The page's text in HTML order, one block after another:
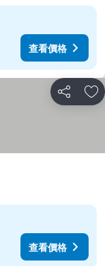
查看價格
分享 加
查看價格